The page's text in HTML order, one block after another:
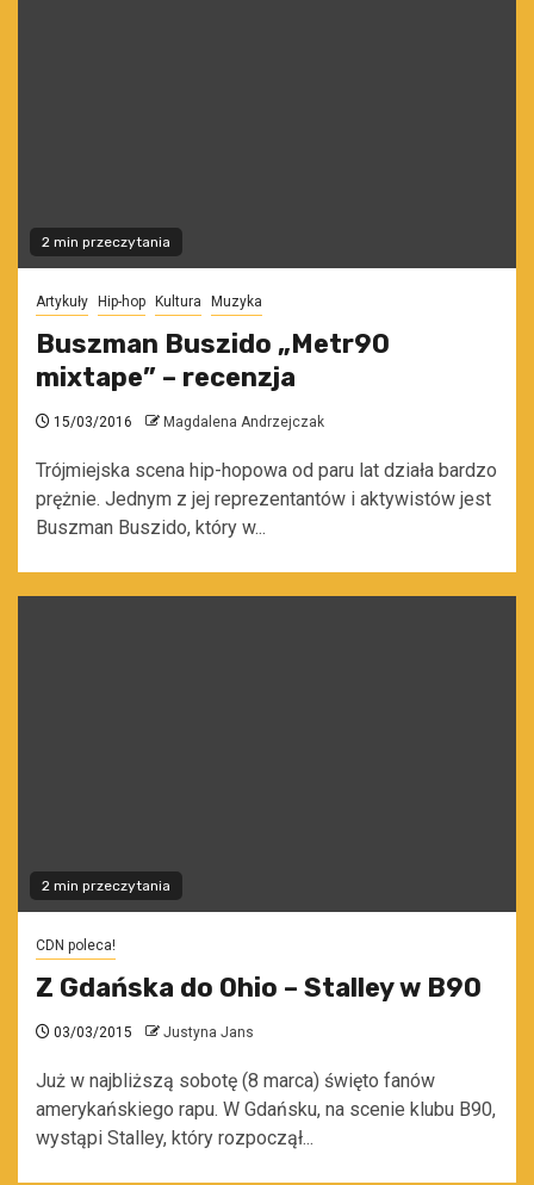
2 min przeczytania
Artykuły Hip-hop Kultura Muzyka
Buszman Buszido „Metr90
mixtape” – recenzja
15/03/2016 Magdalena Andrzejczak
Trójmiejska scena hip-hopowa od paru lat działa bardzo
prężnie. Jednym z jej reprezentantów i aktywistów jest
Buszman Buszido, który w...
2 min przeczytania
CDN poleca!
Z Gdańska do Ohio – Stalley w B90
03/03/2015 Justyna Jans
Już w najbliższą sobotę (8 marca) święto fanów
amerykańskiego rapu. W Gdańsku, na scenie klubu B90,
wystąpi Stalley, który rozpoczął...